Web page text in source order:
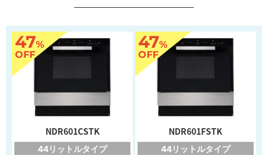
47%
OFF
NDR601CSTK
44リットルタイプ
47%
OFF
NDR601FSTK
44リットルタイプ